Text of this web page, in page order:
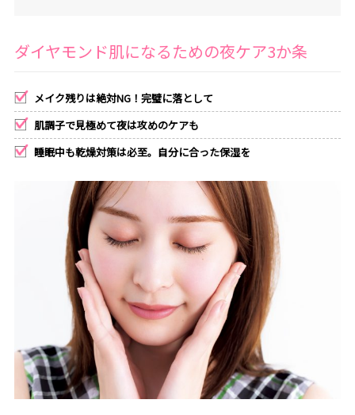
ダイヤモンド肌になるための夜ケア3か条
メイク残りは絶対NG！完璧に落として
肌調子で見極めて夜は攻めのケアも
睡眠中も乾燥対策は必至。自分に合った保湿を